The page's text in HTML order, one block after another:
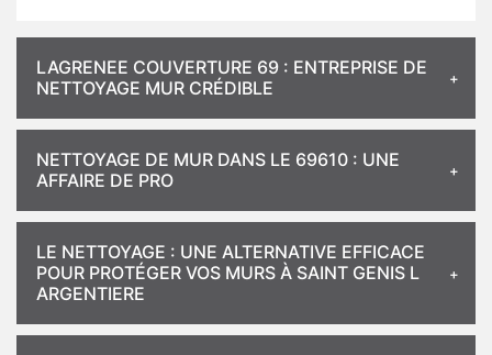
LAGRENEE COUVERTURE 69 : ENTREPRISE DE
NETTOYAGE MUR CRÉDIBLE
NETTOYAGE DE MUR DANS LE 69610 : UNE
AFFAIRE DE PRO
LE NETTOYAGE : UNE ALTERNATIVE EFFICACE
POUR PROTÉGER VOS MURS À SAINT GENIS L
ARGENTIERE